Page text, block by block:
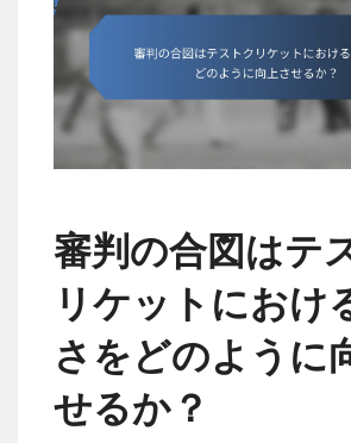
審判の合図はテ
リケットにおけ
さをどのように
せるか？